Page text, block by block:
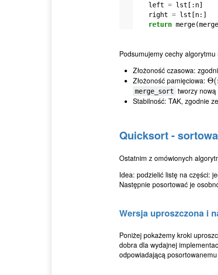
left = lst [: n]
right = lst [n:]
return merge(
Podsumujemy cechy
Złożoność czasowa:
Złożoność pamięciowa: Θ(
Θ(
merge_sort tworzy
Stabilność: TAK, zgodnie
Quicksort -
Ostatnim z omówionych
Idea: podzielić listę na części:
Następnie posortować je
Wersja uproszczona i
Poniżej pokażemy kroki
dobra dla wydajnej
odpowiadającą